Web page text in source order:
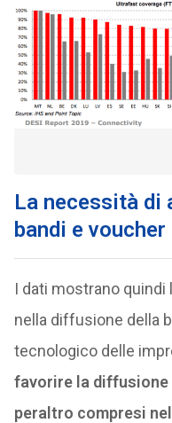
La necessità di
bandi e voucher
I dati mostrano
nella diffusione della
tecnologico delle
favorire la
peraltro compresi